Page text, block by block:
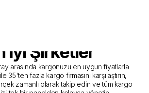
- Aksaray Kargo
Hizmeti Sunan
İyi Şirketler
arasında kargonuzu en uygun fiyatlarla
35'ten fazla kargo firmasını karşılaştırın,
zamanlı olarak takip edin ve tüm kargo